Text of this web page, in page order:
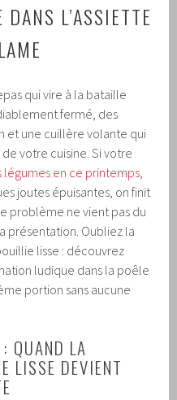
L’ASSIETTE
qui vire à la bataille
fermé, des
et une cuillère volante qui
votre cuisine. Si votre
légumes en ce printemps
joutes épuisantes, on finit
problème ne vient pas du
présentation. Oubliez la
lisse : découvrez
ludique dans la poêle
portion sans aucune
QUAND LA
LISSE DEVIENT